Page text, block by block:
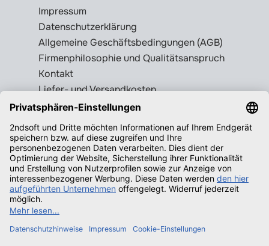
Impressum
Datenschutzerklärung
Allgemeine Geschäftsbedingungen (AGB)
Firmenphilosophie und Qualitätsanspruch
Kontakt
Liefer- und Versandkosten
Rückgabebedingungen
Wissenswertes
Legale Gebrauchtsoftware erkennen
Produktschlüssel = Lizenz?
Microsoft Office legal erwerben
Qualifizierende Betriebssysteme f.